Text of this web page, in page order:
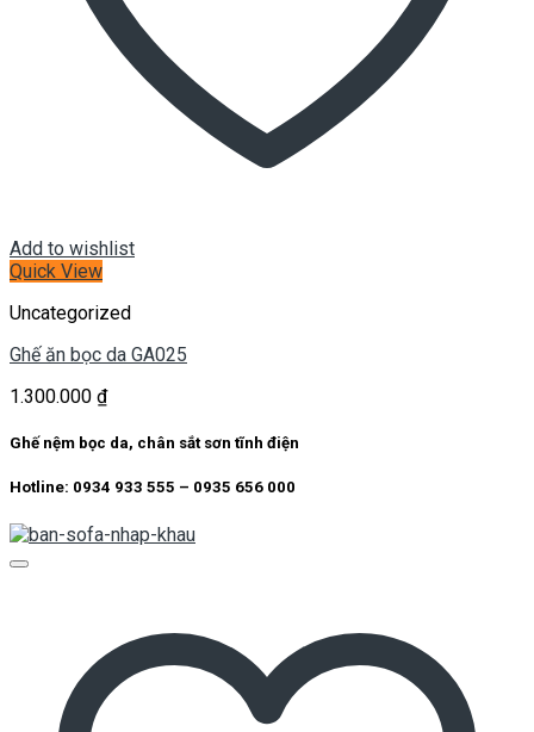
Add to wishlist
Quick View
Uncategorized
Ghế ăn bọc da GA025
1.300.000 ₫
Ghế nệm bọc da, chân sắt sơn tĩnh điện
Hotline: 0934 933 555 – 0935 656 000